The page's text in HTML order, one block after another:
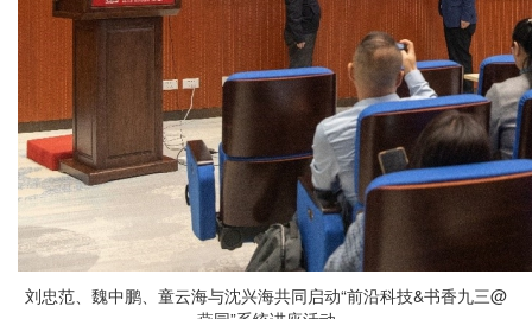
刘忠范、魏中鹏、童云海与沈兴海共同启动“前沿科技&书香九三@